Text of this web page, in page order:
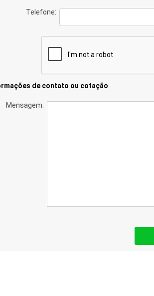
Telefone:
de contato ou cotação
Mensagem: